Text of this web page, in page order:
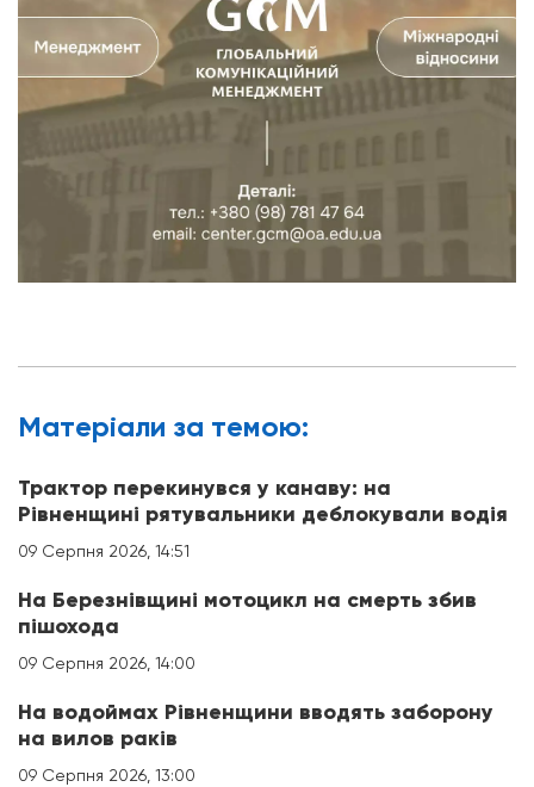
Матерiали за темою:
Трактор перекинувся у канаву: на
Рівненщині рятувальники деблокували водія
09 Серпня 2026, 14:51
На Березнівщині мотоцикл на смерть збив
пішохода
09 Серпня 2026, 14:00
На водоймах Рівненщини вводять заборону
на вилов раків
09 Серпня 2026, 13:00